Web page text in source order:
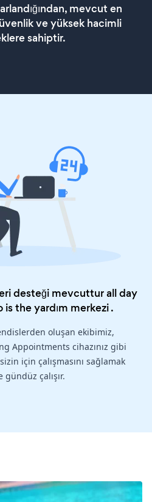
mevcut en
ve yüksek hacimli
sahiptir.
desteği mevcuttur all day
is theyardım merkezi.
oluşan ekibimiz,
Appointments cihazınız gibi
için çalışmasını sağlamak
gündüz çalışır.